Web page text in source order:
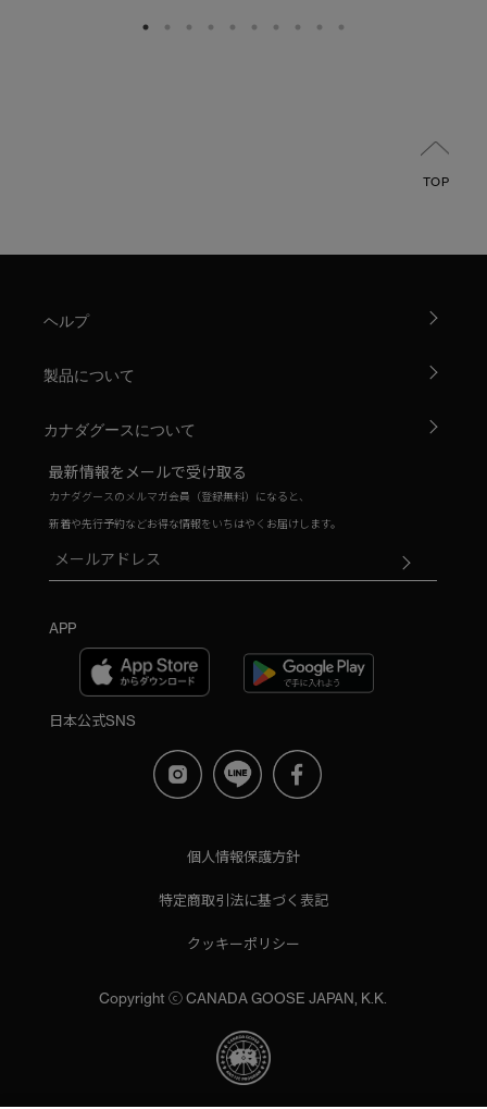
TOP
ヘルプ
製品について
カナダグースについて
最新情報をメールで受け取る
カナダグースのメルマガ会員（登録無料）になると、
新着や先行予約などお得な情報をいちはやくお届けします。
APP
日本公式SNS
個人情報保護方針
特定商取引法に基づく表記
クッキーポリシー
Copyright ⓒ CANADA GOOSE JAPAN, K.K.